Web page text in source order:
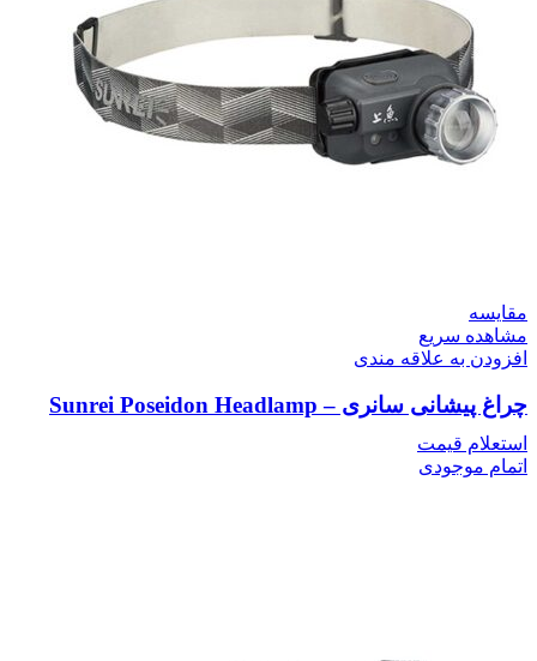
مقایسه
مشاهده سریع
افزودن به علاقه مندی
چراغ پیشانی سانری – Sunrei Poseidon Headlamp
استعلام قیمت
اتمام موجودی